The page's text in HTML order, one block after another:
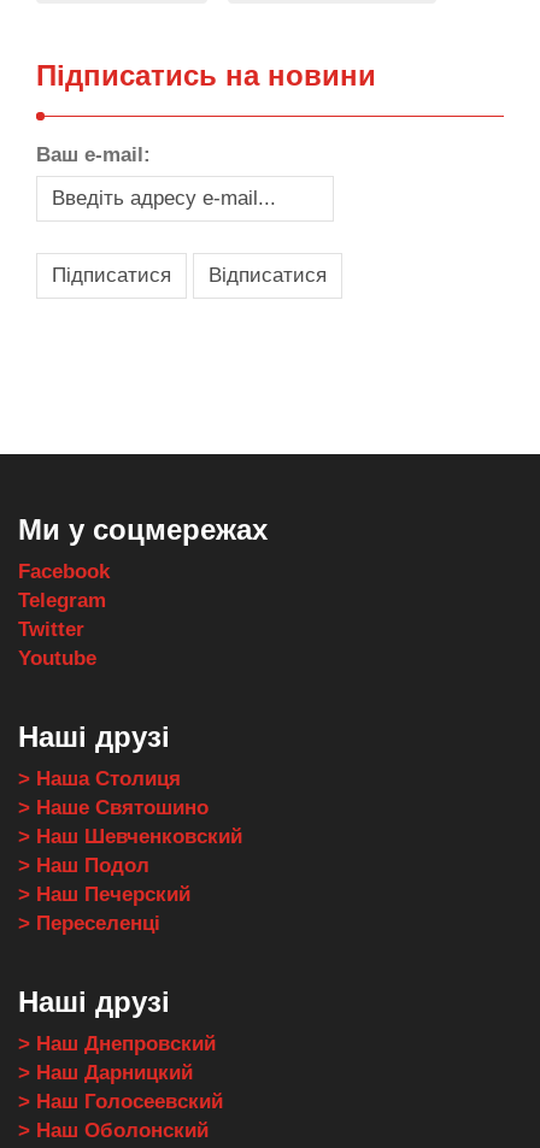
Підписатись на новини
Ваш e-mail:
Ми у соцмережах
Facebook
Telegram
Twitter
Youtube
Наші друзі
> Наша Столиця
> Наше Святошино
> Наш Шевченковский
> Наш Подол
> Наш Печерский
> Переселенці
Наші друзі
> Наш Днепровский
> Наш Дарницкий
> Наш Голосеевский
> Наш Оболонский